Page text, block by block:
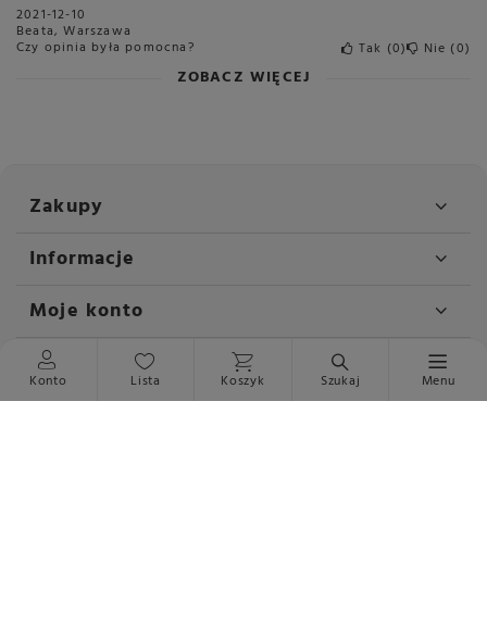
2021-12-10
Beata, Warszawa
Czy opinia była pomocna? Tak 0 Nie 0
ZOBACZ WIĘCEJ
Zakupy
Informacje
Moje konto
Kontakt
Konto Lista Koszyk Szukaj Menu